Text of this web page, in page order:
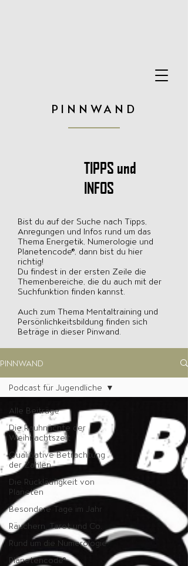
PINNWAND
TIPPS und
INFOS
Bist du auf der Suche nach Tipps,
Anregungen und Infos rund um das
Thema Energetik, Numerologie und
Planetencode®, dann bist du hier
richtig!
Du findest in der ersten Zeile die
Themenbereiche, die du auch mit der
Suchfunktion finden kannst.
Auch zum Thema Mentaltraining und
Persönlichkeitsbildung finden sich
Beträge in dieser Pinwand.
PINNWAND
Alle Beiträge
Die Rauhnächte der
Weihnachtszeit
Qualitiative Betrachtung
der Zahlen
Die Rückläufigkeit von
Planeten
Besondere Tage im Jahr
Räuchern, Tarot und Co.
Rund um die Numerologie
Planetencode®
Podcast für Jugendliche